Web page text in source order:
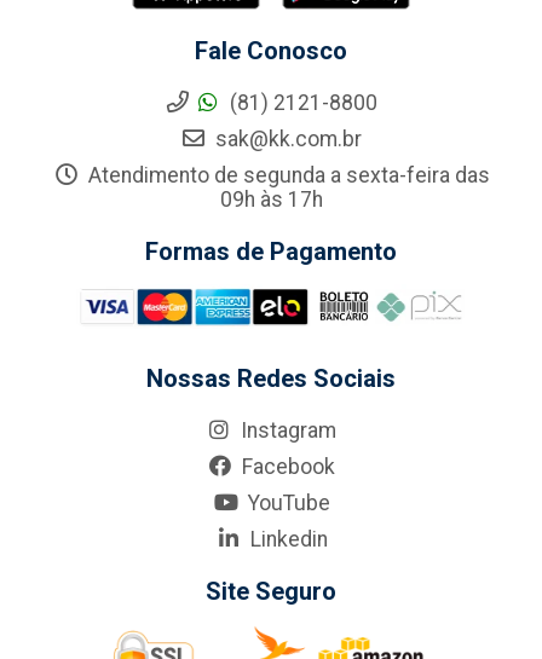
Fale Conosco
(81) 2121-8800
sak@kk.com.br
Atendimento de segunda a sexta-feira das
09h às 17h
Formas de Pagamento
Nossas Redes Sociais
Instagram
Facebook
YouTube
Linkedin
Site Seguro